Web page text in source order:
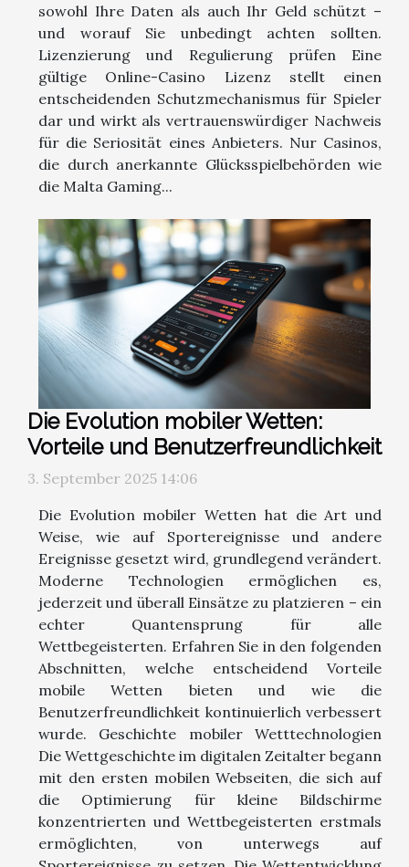
sowohl Ihre Daten als auch Ihr Geld schützt –
und worauf Sie unbedingt achten sollten.
Lizenzierung und Regulierung prüfen Eine
gültige Online-Casino Lizenz stellt einen
entscheidenden Schutzmechanismus für Spieler
dar und wirkt als vertrauenswürdiger Nachweis
für die Seriosität eines Anbieters. Nur Casinos,
die durch anerkannte Glücksspielbehörden wie
die Malta Gaming...
Die Evolution mobiler Wetten:
Vorteile und Benutzerfreundlichkeit
3. September 2025 14:06
Die Evolution mobiler Wetten hat die Art und
Weise, wie auf Sportereignisse und andere
Ereignisse gesetzt wird, grundlegend verändert.
Moderne Technologien ermöglichen es,
jederzeit und überall Einsätze zu platzieren – ein
echter Quantensprung für alle
Wettbegeisterten. Erfahren Sie in den folgenden
Abschnitten, welche entscheidend Vorteile
mobile Wetten bieten und wie die
Benutzerfreundlichkeit kontinuierlich verbessert
wurde. Geschichte mobiler Wetttechnologien
Die Wettgeschichte im digitalen Zeitalter begann
mit den ersten mobilen Webseiten, die sich auf
die Optimierung für kleine Bildschirme
konzentrierten und Wettbegeisterten erstmals
ermöglichten, von unterwegs auf